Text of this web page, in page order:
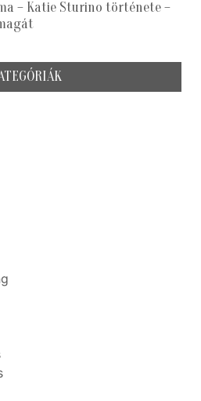
– Katie Sturino története –